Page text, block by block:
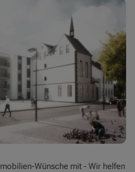
Wünsche mit - Wir helfen